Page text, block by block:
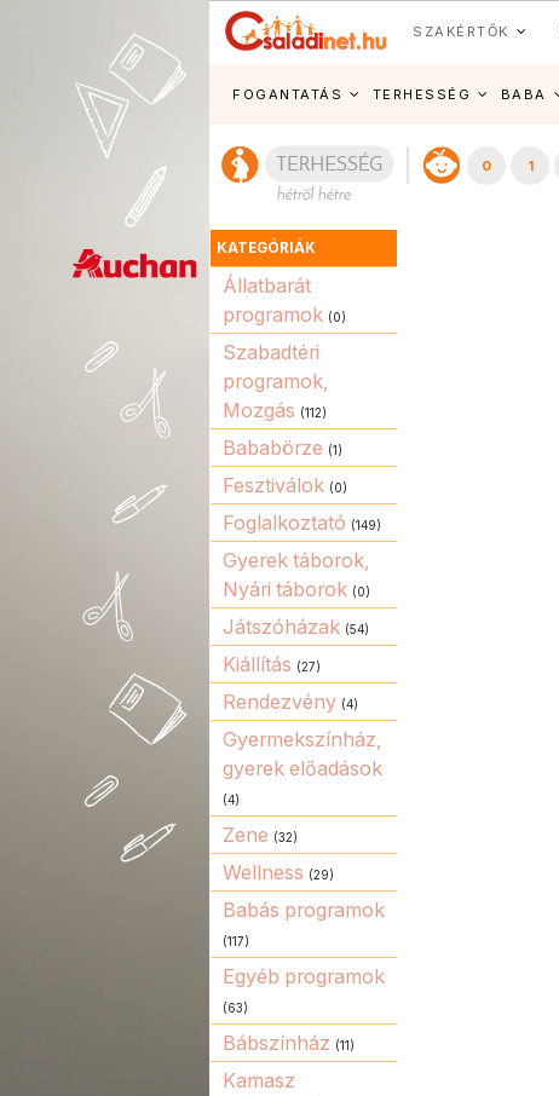
SZAKÉRTŐK
FOGANTATÁS TERHESSÉG BABA
0 1
KATEGÓRIÁK
Állatbarát
programok (0)
Szabadtéri
programok,
Mozgás (112)
Bababörze (1)
Fesztiválok (0)
Foglalkoztató (149)
Gyerek táborok,
Nyári táborok (0)
Játszóházak (54)
Kiállítás (27)
Rendezvény (4)
Gyermekszínház,
gyerek előadások
(4)
Zene (32)
Wellness (29)
Babás programok
(117)
Egyéb programok
(63)
Bábszínház (11)
Kamasz